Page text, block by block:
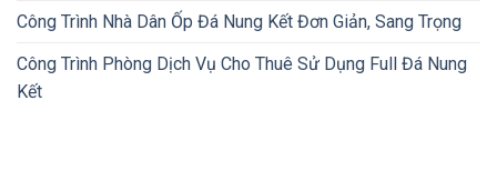
Công Trình Nhà Dân Ốp Đá Nung Kết Đơn Giản, Sang Trọng
Công Trình Phòng Dịch Vụ Cho Thuê Sử Dụng Full Đá Nung
Kết